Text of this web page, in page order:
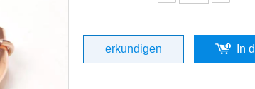
erkundigen In